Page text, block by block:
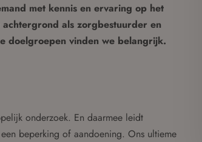
met kennis en ervaring op het
als zorgbestuurder en
doelgroepen vinden we belangrijk.
onderzoek. En daarmee leidt
beperking of aandoening. Ons ultieme